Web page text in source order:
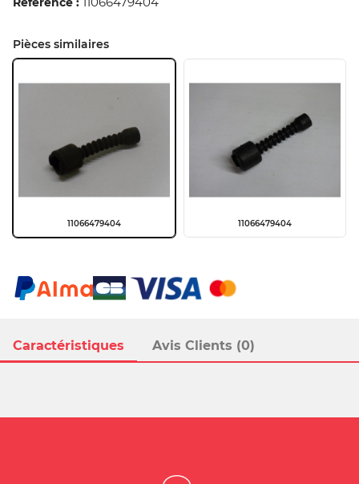
Caractéristiques Avis Clients (0)
Pièces similaires
11066479404 11066479404